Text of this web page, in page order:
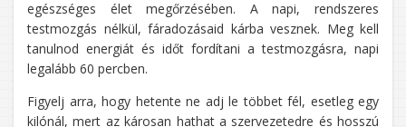
egészséges élet megőrzésében. A napi, rendszeres
testmozgás nélkül, fáradozásaid kárba vesznek. Meg kell
tanulnod energiát és időt fordítani a testmozgásra, napi
legalább 60 percben.
Figyelj arra, hogy hetente ne adj le többet fél, esetleg egy
kilónál, mert az károsan hathat a szervezetedre és hosszú